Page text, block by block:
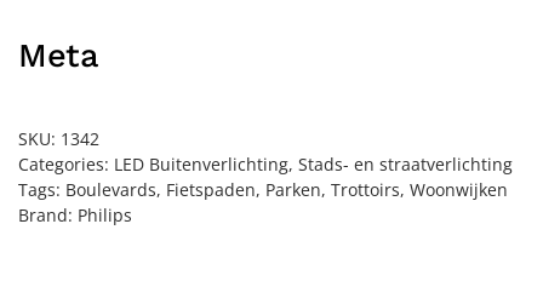
Meta
SKU: 1342
Categories: LED Buitenverlichting, Stads- en straatverlichting
Tags: Boulevards, Fietspaden, Parken, Trottoirs, Woonwijken
Brand: Philips